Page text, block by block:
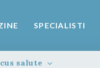
SPECIALISTI
salute